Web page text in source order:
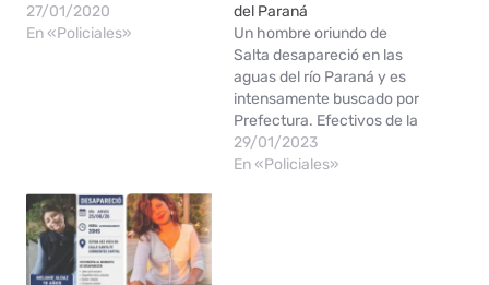
27/01/2020
En «Policiales»
del Paraná
Un hombre oriundo de
Salta desapareció en las
aguas del río Paraná y es
intensamente buscado por
Prefectura. Efectivos de la
Prefectura Naval
Argentina realizan un
29/01/2023
En «Policiales»